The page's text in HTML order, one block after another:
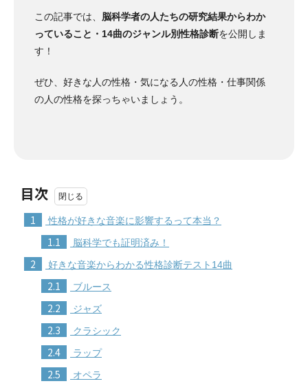
この記事では、 脳科学者の人たちの研究結果からわか
っていること・14曲のジャンル別性格診断を公開しま
す！
ぜひ、好きな人の性格・気になる人の性格・仕事関係
の人の性格を探っちゃいましょう。
目次
1 性格が好きな音楽に影響するって本当？
1.1 脳科学でも証明済み！
2 好きな音楽からわかる性格診断テスト14曲
2.1 ブルース
2.2 ジャズ
2.3 クラシック
2.4 ラップ
2.5 オペラ